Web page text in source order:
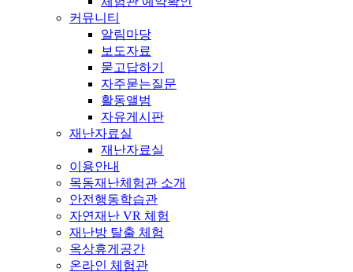
커뮤니티
알림마당
보도자료
묻고답하기
자주묻는질문
활동앨범
자유게시판
재난자료실
재난자료실
이용안내
목동재난체험관 소개
안전행동학습관
자연재난 VR 체험
재난방 탈출 체험
옥상휴게공간
온라인 체험관